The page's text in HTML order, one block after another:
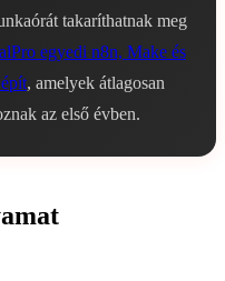
takaríthatnak meg
egyedi n8n, Make és
, amelyek átlagosan
az első évben.